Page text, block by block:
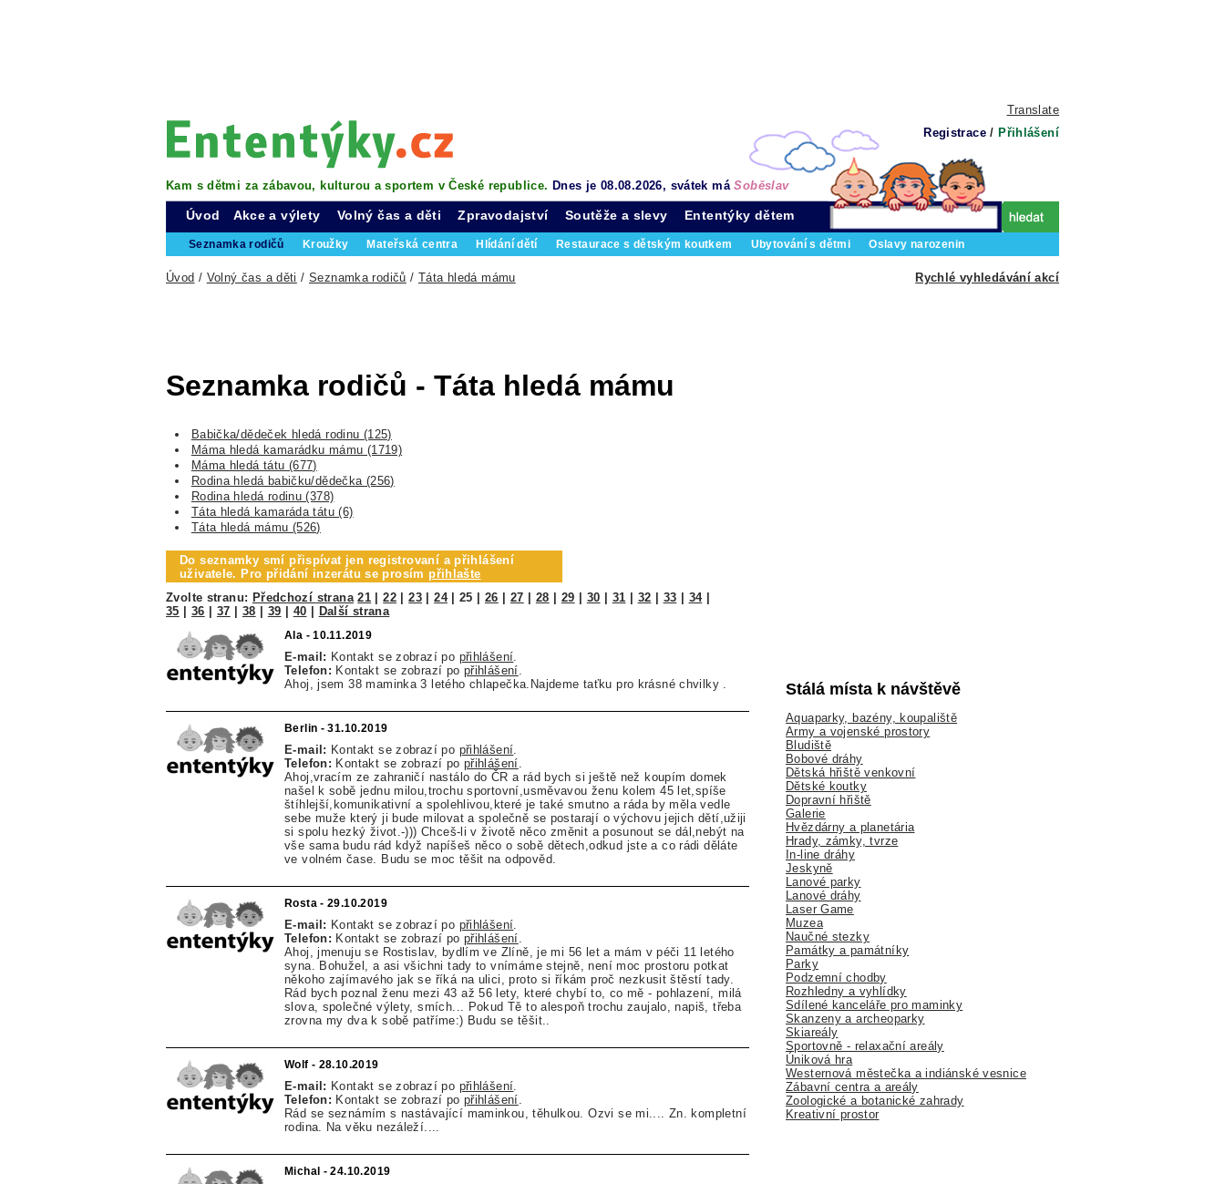
Translate
Registrace / Přihlášení
Kam s dětmi za zábavou, kulturou a sportem v České republice. Dnes je 08.08.2026, svátek máSoběslav
Úvod Akce a výlety Volný čas a děti
Seznamka rodičů Kroužky Mateřská centra Hlídání dětí Restaurace s dětským koutkem Ubytování s dětmi Oslavy narozenin
Zpravodajství Soutěže a slevy Ententýky dětem
Rychlé vyhledávání akcí
Úvod / Volný čas a děti /Seznamka rodičů / Táta hledá mámu
Seznamka rodičů - Táta hledá mámu
Babička/dědeček hledá rodinu (125)
Máma hledá kamarádku mámu (1719)
Máma hledá tátu (677)
Rodina hledá babičku/dědečka (256)
Rodina hledá rodinu (378)
Táta hledá kamaráda tátu (6)
Táta hledá mámu (526)
Do seznamky smí přispívat jen registrovaní a přihlášení
uživatele. Pro přidání inzerátu se prosímpřihlašte
Zvolte stranu: Předchozí strana 21 |22 |23|24|25 26 27 28 29 30 31 32 33 34|
35
36 37 38 39 40 Další strana
Ala - 10.11.2019
E-mail: Kontakt se zobrazí po přihlášení
Telefon: Kontakt se zobrazí po přihlášení
Ahoj, jsem 38 maminka 3 letého chlapečka.Najdeme taťku pro krásné chvilky .
Berlin - 31.10.2019
E-mail: Kontakt se zobrazí po přihlášení
Telefon: Kontakt se zobrazí po přihlášení
Ahoj,vracím ze zahraničí nastálo do ČR a rád bych si ještě než koupím domek
našel k sobě jednu milou,trochu sportovní,usměvavou ženu kolem 45 let,spíše
štíhlejší,komunikativní a spolehlivou,které je také smutno a ráda by měla vedle
sebe muže který ji bude milovat a společně se postarají o výchovu jejich dětí,užiji
si spolu hezký život.-))) Chceš-li v životě něco změnit a posunout se dál,nebýt na
vše sama budu rád když napíšeš něco o sobě dětech,odkud jste a co rádi děláte
ve volném čase. Budu se moc těšit na odpověd.
Rosta - 29.10.2019
E-mail: Kontakt se zobrazí po přihlášení
Telefon: Kontakt se zobrazí po přihlášení
Ahoj, jmenuju se Rostislav, bydlím ve Zlíně, je mi 56 let a mám v péči 11 letého
syna. Bohužel, a asi všichni tady to vnímáme stejně, není moc prostoru potkat
někoho zajímavého jak se říká na ulici, proto si říkám proč nezkusit štěstí tady.
Rád bych poznal ženu mezi 43 až 56 lety, které chybí to, co mě - pohlazení, milá
slova, společné výlety, smích... Pokud Tě to alespoň trochu zaujalo, napiš, třeba
zrovna my dva k sobě patříme:) Budu se těšit..
Wolf - 28.10.2019
E-mail: Kontakt se zobrazí po přihlášení
Telefon: Kontakt se zobrazí po přihlášení
Rád se seznámím s nastávající maminkou, těhulkou. Ozvi se mi.... Zn. kompletní
rodina. Na věku nezáleží....
Michal - 24.10.2019
Stálá místa k návštěvě
Aquaparky, bazény, koupaliště
Army a vojenské prostory
Bludiště
Bobové dráhy
Dětská hřiště venkovní
Dětské koutky
Dopravní hřiště
Galerie
Hvězdárny a planetária
Hrady, zámky, tvrze
In-line dráhy
Jeskyně
Lanové parky
Lanové dráhy
Laser Game
Muzea
Naučné stezky
Památky a památníky
Parky
Podzemní chodby
Rozhledny a vyhlídky
Sdílené kanceláře pro maminky
Skanzeny a archeoparky
Skiareály
Sportovně - relaxační areály
Úniková hra
Westernová městečka a indiánské vesnice
Zábavní centra a areály
Zoologické a botanické zahrady
Kreativní prostor